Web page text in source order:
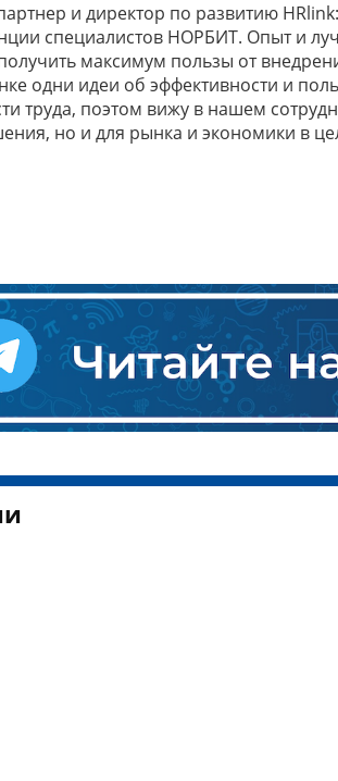
и директор по развитию
специалистов НОРБИТ. Опыт и
максимум пользы от
одни идеи об эффективности и
труда, поэтом вижу в нашем
но и для рынка и экономики в